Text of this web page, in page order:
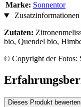
Marke: Sonnentor
Zusatzinformationen
Zutaten:
bio, Quendel bio,
© Copyright der Fotos:
Dieses Produkt bewerten